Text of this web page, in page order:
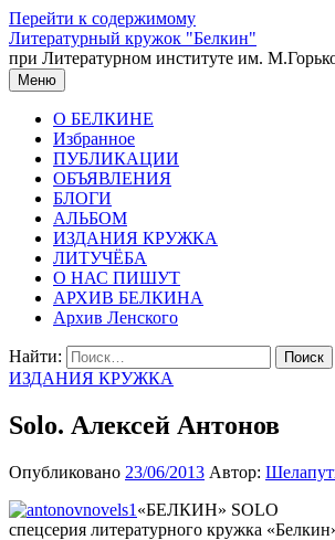
Перейти к содержимому
Литературный кружок "Белкин"
при Литературном институте им.
Меню
О БЕЛКИНЕ
Избранное
ПУБЛИКАЦИИ
ОБЪЯВЛЕНИЯ
БЛОГИ
АЛЬБОМ
ИЗДАНИЯ КРУЖКА
ЛИТУЧЁБА
О НАС ПИШУТ
АРХИВ БЕЛКИНА
Архив Ленского
Найти:
ИЗДАНИЯ КРУЖКА
Solo. Алексей Антонов
Опубликовано 23/06/2013 Автор:
«БЕЛКИН» SOLO
спецсерия литературного кружка